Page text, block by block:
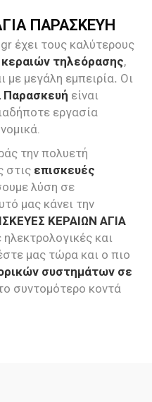
ΠΑΡΑΣΚΕΥΗ
έχει τους καλύτερους
κεραιών τηλεόρασης,
με μεγάλη εμπειρία. Οι
Παρασκευή είναι
εργασία
την πολυετή
στις επισκευές
λύση σε
μας κάνει την
ΚΕΡΑΙΩΝ ΑΓΙΑ
και
μας τώρα και ο πιο
συστημάτων σε
συντομότερο κοντά